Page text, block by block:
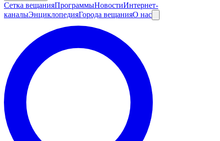
Сетка вещанияПрограммыНовостиИнтернет-
каналыЭнциклопедияГорода вещанияО нас